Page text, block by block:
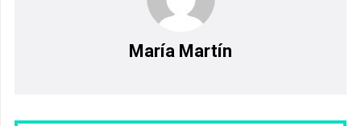
María Martín